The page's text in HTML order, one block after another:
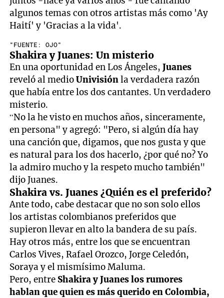
algunos temas con otros artistas más como 'Ay
Haití' y 'Gracias a la vida'.
"FUENTE: OJO"
Shakira y Juanes: Un misterio
En una oportunidad en Los Ángeles,Juanes
reveló al medioUnivisiónla verdadera razón
que había entre los dos cantantes. Un verdadero
misterio.
“No la he visto en muchos años, sinceramente,
en persona" y agregó: "Pero, si algún día hay
una canción que, digamos, que nos gusta y que
es natural para los dos hacerlo, ¿por qué no? Yo
la admiro mucho y la respeto mucho también"
dijo Juanes.
Shakira vs. Juanes ¿Quién es el preferido?
Ante todo, cabe destacar que no son solo ellos
los artistas colombianos preferidos que
supieron llevar en alto la bandera de su país.
Hay otros más, entre los que se encuentran
Carlos Vives, Rafael Orozco, Jorge Celedón,
Soraya y el mismísimo Maluma.
Pero, entre Shakira y Juanes los rumores
hablan que quien es más querido en Colombia,